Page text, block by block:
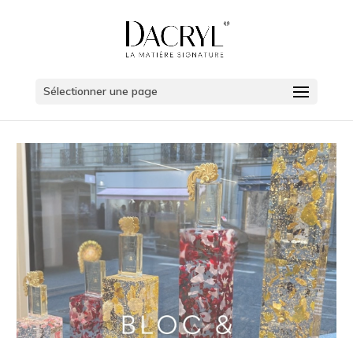
Sélectionner une page